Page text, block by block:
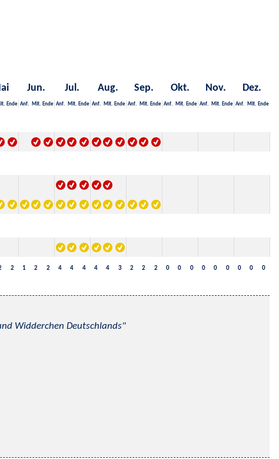
Jun. Jul. Aug. Sep. Okt. Nov. Dez.
Ende Anf. Mit. Ende Anf. Mit. Ende Anf. Mit. Ende Anf. Mit. Ende Anf. Mit. Ende Anf. Mit. Ende Anf. Mit. Ende
2 1 2 2 4 4 4 4 4 3 2 2 2 0 0 0 0 0 0 0 0 0
Widderchen Deutschlands